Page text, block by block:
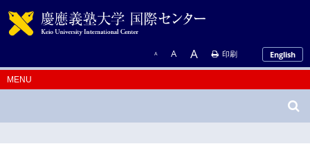
A A A 印刷 English